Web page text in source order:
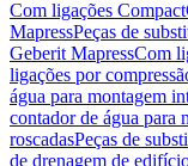
Com ligações Compact
MapressPeças de
Geberit MapressCom
ligações por
água para montagem
contador de água para
roscadasPeças de
de drenagem de